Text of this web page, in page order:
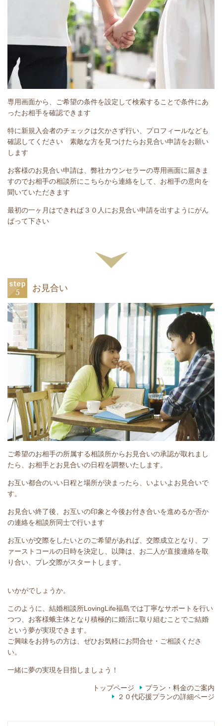
専用画面から、ご希望の条件を設定して検索することで条件にあ
ったお相手を確認できます
特に新規入会者のチェックは欠かさず行い、プロフィールなども
確認してください 素敵な方を見つけたらお見合い申請をお願い
します
お客様のお見合い申請は、弊社カウンセラーの専用画面に届きま
すのでお相手の相談所にこちらから連絡をして、お相手の意向を
聞いていただきます
最初の一ヶ月はできれば３０人にお見合い申請を出すようにがん
ばって下さい
お見合い
ご希望のお相手の所属する相談所からお見合いの承認が取れまし
たら、お相手とお見合いの日程を調整いたします。
お互い都合のいい日程と場所が決まったら、いよいよお見合いで
す。
お見合い終了後、お互いの印象と今後お付き合いを進めるか否か
の連絡を相談所同士で行います
お互いが交際をしたいとのご希望があれば、交際成立となり、フ
ァーストコールの日時を決定し、以降は、お二人が直接連絡を取
り合い、プレ交際がスタートします。
いかがでしょうか。
このように、結婚相談所LovingLife福島では丁寧なサポートを行い
つつ、お客様蛾主体となり積極的に婚活に取り組むことでご結婚
という夢が実現できます。
ご興味をお持ちの方は、ぜひお気軽にお問合せ・ご相談くださ
い。
一緒に夢の実現を目指しましょう！
トップページ
プラン・料金のご案内
２０代応援プランの詳細ページ